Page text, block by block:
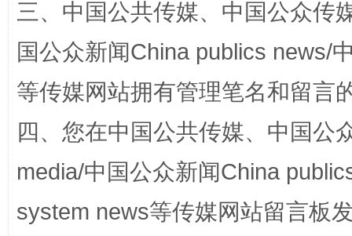
国家大学科技园优化重塑工作
三、中国公共传媒、中国公众传
国公众新闻China publics news/
等传媒网站拥有管理笔名和留言
四、您在中国公共传媒、中国公
media/中国公众新闻China
system news等传媒网站留言板